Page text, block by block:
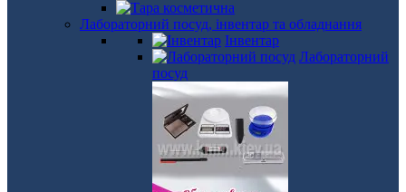
Лабораторний посуд, інвентар та обладнання
Інвентар
Лабораторний
посуд